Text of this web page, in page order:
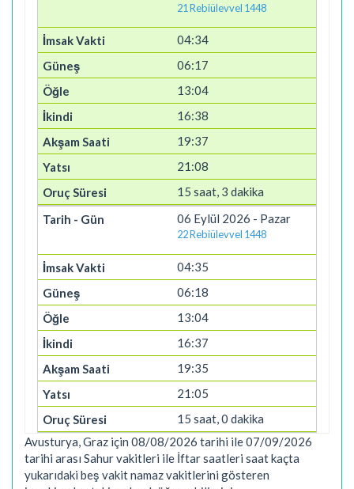
21 Rebiülevvel 1448
04:34
06:17
13:04
16:38
19:37
21:08
15 saat, 3 dakika
06 Eylül 2026 - Pazar
22 Rebiülevvel 1448
04:35
06:18
13:04
16:37
19:35
21:05
15 saat, 0 dakika
Avusturya, Graz için 08/08/2026 tarihi ile 07/09/2026
tarihi arası Sahur vakitleri ile İftar saatleri saat kaçta
yukarıdaki beş vakit namaz vakitlerini gösteren